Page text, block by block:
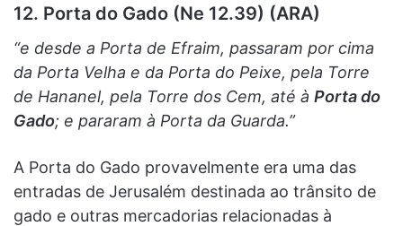
12. Porta do Gado (Ne 12.39) (ARA)
“e desde a Porta de Efraim, passaram por cima
da Porta Velha e da Porta do Peixe, pela Torre
de Hananel, pela Torre dos Cem, até à Porta do
Gado; e pararam à Porta da Guarda.”
A Porta do Gado provavelmente era uma das
entradas de Jerusalém destinada ao trânsito de
gado e outras mercadorias relacionadas à